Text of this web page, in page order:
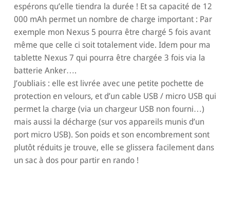
espérons qu’elle tiendra la durée ! Et sa capacité de 12
000 mAh permet un nombre de charge important : Par
exemple mon Nexus 5 pourra être chargé 5 fois avant
même que celle ci soit totalement vide. Idem pour ma
tablette Nexus 7 qui pourra être chargée 3 fois via la
batterie Anker….
J’oubliais : elle est livrée avec une petite pochette de
protection en velours, et d’un cable USB / micro USB qui
permet la charge (via un chargeur USB non fourni…)
mais aussi la décharge (sur vos appareils munis d’un
port micro USB). Son poids et son encombrement sont
plutôt réduits je trouve, elle se glissera facilement dans
un sac à dos pour partir en rando !